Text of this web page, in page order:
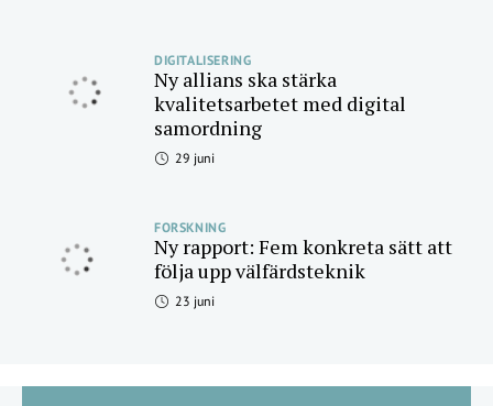
DIGITALISERING
Ny allians ska stärka
kvalitetsarbetet med digital
samordning
29 juni
FORSKNING
Ny rapport: Fem konkreta sätt att
följa upp välfärdsteknik
23 juni